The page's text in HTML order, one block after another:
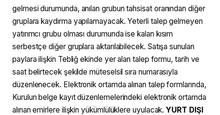
gelmesi durumunda, anılan grubun tahsisat oranından diğer
gruplara kaydırma yapılamayacak. Yeterli talep gelmeyen
yatırımcı grubu olması durumunda ise kalan kısım
serbestçe diğer gruplara aktarılabilecek. Satışa sunulan
paylara ilişkin Tebliğ ekinde yer alan talep formu, tarih ve
saat belirtecek şekilde müteselsil sıra numarasıyla
düzenlenecek. Elektronik ortamda alınan talep formlarında,
Kurulun belge kayıt düzenlemelerindeki elektronik ortamda
alınan emirlere ilişkin yükümlülüklere uyulacak.YURT DIŞI